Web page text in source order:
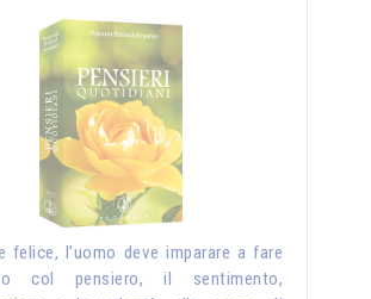
felice, l’uomo deve imparare a fare
col pensiero, il sentimento,